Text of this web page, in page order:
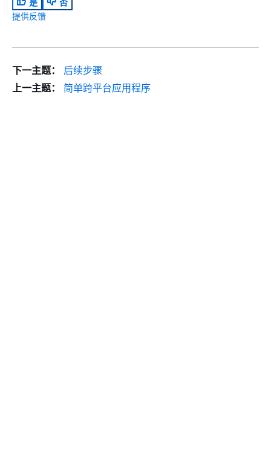
是
否
提供反馈
下一主题：
后续步骤
上一主题：
简单跨平台应用程序